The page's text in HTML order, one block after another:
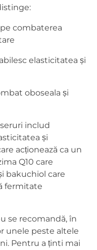
combaterea
elasticitatea și
oboseala și
includ
și
acționează ca un
Q10 care
bakuchiol care
fermitate
se recomandă, în
unele peste altele
Pentru a ținti mai